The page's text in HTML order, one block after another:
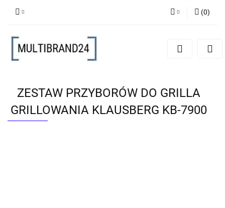
Zarejestruj się
(0)
ZESTAW PRZYBORÓW DO GRILLA
GRILLOWANIA KLAUSBERG KB-7900